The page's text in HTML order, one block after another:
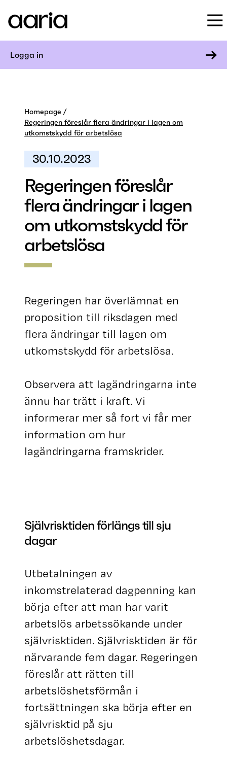
Logga in
Homepage
Regeringen föreslår flera ändringar i lagen om
utkomstskydd för arbetslösa
30.10.2023
Regeringen föreslår
flera ändringar i lagen
om utkomstskydd för
arbetslösa
Regeringen har överlämnat en
proposition till riksdagen med
flera ändringar till lagen om
utkomstskydd för arbetslösa.
Observera att lagändringarna inte
ännu har trätt i kraft. Vi
informerar mer så fort vi får mer
information om hur
lagändringarna framskrider.
Självrisktiden förlängs till sju
dagar
Utbetalningen av
inkomstrelaterad dagpenning kan
börja efter att man har varit
arbetslös arbetssökande under
självrisktiden. Självrisktiden är för
närvarande fem dagar. Regeringen
föreslår att rätten till
arbetslöshetsförmån i
fortsättningen ska börja efter en
självrisktid på sju
arbetslöshetsdagar.